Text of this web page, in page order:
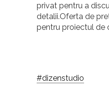
privat pentru a
detalii.Oferta de
pentru proiectul de
#dizenstudio